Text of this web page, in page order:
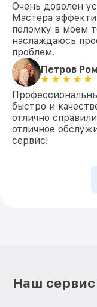
Очень доволен
Мастера
поломку в моем
наслаждаюсь
проблем.
Петров
быстро и
отлично
отличное
сервис!
Наш